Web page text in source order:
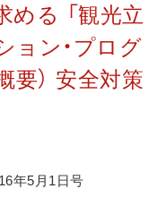
る 「観光立
ョン・プログ
要） 安全対策
年5月1日号